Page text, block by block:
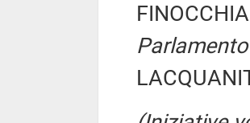
Parlamento